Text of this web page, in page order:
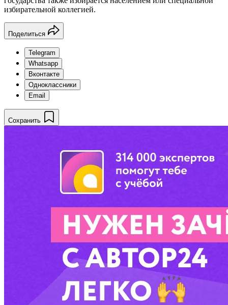
избирательной коллегией.
Поделиться
Telegram
Whatsapp
Вконтакте
Одноклассники
Email
Сохранить